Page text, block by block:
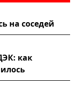
на соседей
как